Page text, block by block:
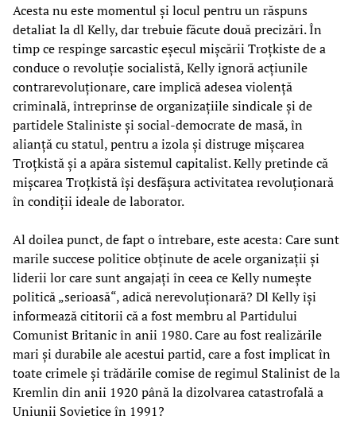
Acesta nu este momentul și locul pentru un răspuns
detaliat la dl Kelly, dar trebuie făcute două precizări. În
timp ce respinge sarcastic eșecul mișcării Troțkiste de a
conduce o revoluție socialistă, Kelly ignoră acțiunile
contrarevoluționare, care implică adesea violență
criminală, întreprinse de organizațiile sindicale și de
partidele Staliniste și social-democrate de masă, în
alianță cu statul, pentru a izola și distruge mișcarea
Troțkistă și a apăra sistemul capitalist. Kelly pretinde că
mișcarea Troțkistă își desfășura activitatea revoluționară
în condiții ideale de laborator.
Al doilea punct, de fapt o întrebare, este acesta: Care sunt
marile succese politice obținute de acele organizații și
liderii lor care sunt angajați în ceea ce Kelly numește
politică „serioasă“, adică nerevoluționară? Dl Kelly își
informează cititorii că a fost membru al Partidului
Comunist Britanic în anii 1980. Care au fost realizările
mari și durabile ale acestui partid, care a fost implicat în
toate crimele și trădările comise de regimul Stalinist de la
Kremlin din anii 1920 până la dizolvarea catastrofală a
Uniunii Sovietice în 1991?